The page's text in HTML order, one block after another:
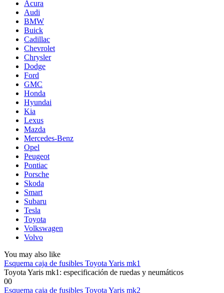
Acura
Audi
BMW
Buick
Cadillac
Chevrolet
Chrysler
Dodge
Ford
GMC
Honda
Hyundai
Kia
Lexus
Mazda
Mercedes-Benz
Opel
Peugeot
Pontiac
Porsche
Skoda
Smart
Subaru
Tesla
Toyota
Volkswagen
Volvo
You may also like
Esquema caja de fusibles Toyota Yaris mk1
Toyota Yaris mk1: especificación de ruedas y neumáticos
00
Esquema caja de fusibles Toyota Yaris mk2